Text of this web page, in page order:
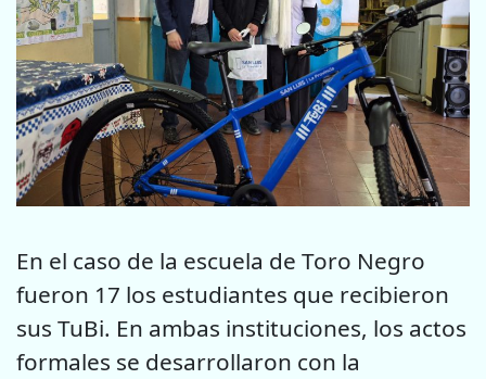
En el caso de la escuela de Toro Negro
fueron 17 los estudiantes que recibieron
sus TuBi. En ambas instituciones, los actos
formales se desarrollaron con la